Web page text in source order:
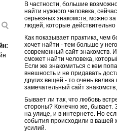
В частности, большие
найти нужного человека,
серьезных знакомств, можно
людей, которые
Как показывает практика, чем
хочет найти - тем больше у
современный сайт знакомств.
сможет найти человека,
Если же знакомиться с кем
внешность и не придавать
других вещей - то очень
замечательный сайт
Бывает ли так, что любовь
стороны? Конечно же, бывает.
на улице, и в интернете. Но
события происходили в вашей
усилий.